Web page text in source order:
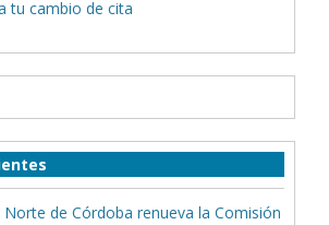
Norte de Córdoba renueva la Comisión